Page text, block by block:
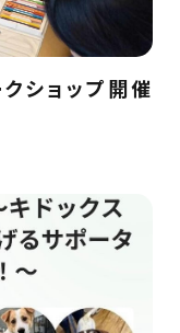
ショップ開催